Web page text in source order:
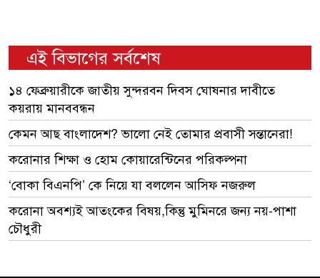
এই বিভাগের সর্বশেষ
১৪ ফেব্রুয়ারীকে জাতীয় সুন্দরবন দিবস ঘোষনার দাবীতে
কয়রায় মানববন্ধন
কেমন আছ বাংলাদেশ? ভালো নেই তোমার প্রবাসী সন্তানেরা!
করোনার শিক্ষা ও হোম কোয়ারেন্টিনের পরিকল্পনা
‘বোকা বিএনপি’ কে নিয়ে যা বললেন আসিফ নজরুল
করোনা অবশ্যই আতংকের বিষয়,কিন্তু মুমিনরে জন্য নয়-পাশা
চৌধুরী